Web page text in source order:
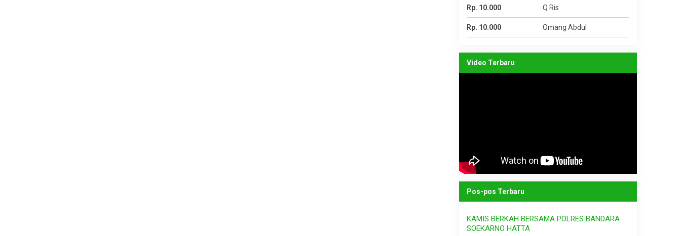
Rp. 10.000 Q Ris
Rp. 10.000 Omang Abdul
Video Terbaru
Pos-pos Terbaru
KAMIS BERKAH BERSAMA POLRES BANDARA
SOEKARNO HATTA